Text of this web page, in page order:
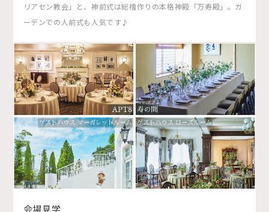
リアセン教会」と、神前式は総檜作りの本格神殿「万寿殿」。ガ
ーデンでの人前式も人気です♪
会場見学